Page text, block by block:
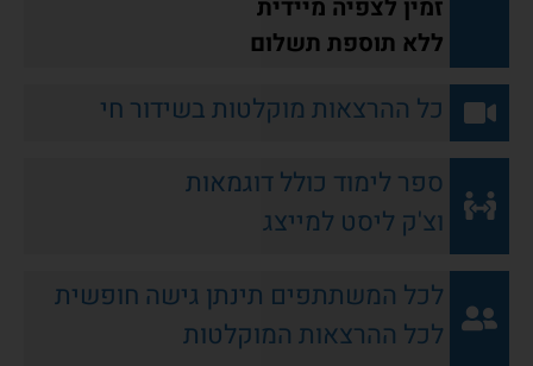
זמין לצפיה מיידית
ללא תוספת תשלום
כל ההרצאות מוקלטות בשידור חי
ספר לימוד כולל דוגמאות
וצ'ק ליסט למייצג
לכל המשתתפים תינתן גישה חופשית
לכל ההרצאות המוקלטות